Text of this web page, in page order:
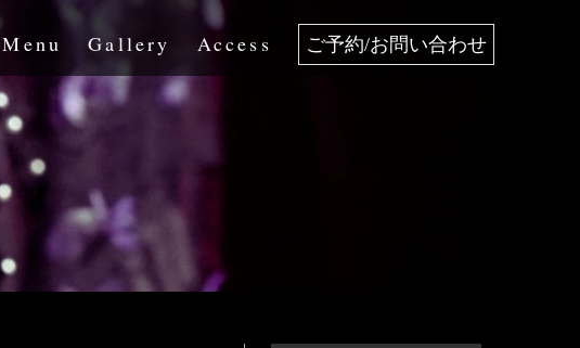
Menu Gallery Access ご予約/お問い合わせ